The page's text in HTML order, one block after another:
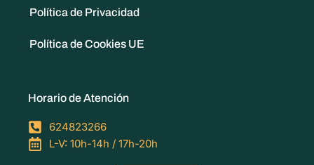
Política de Privacidad
Política de Cookies UE
Horario de Atención
624823266
L-V: 10h-14h / 17h-20h